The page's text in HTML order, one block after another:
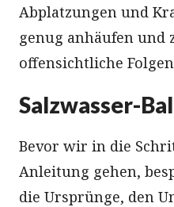
Abplatzungen und
genug anhäufen und
offensichtliche
Salzwasser-
Bevor wir in die
Anleitung gehen,
die Ursprünge, den